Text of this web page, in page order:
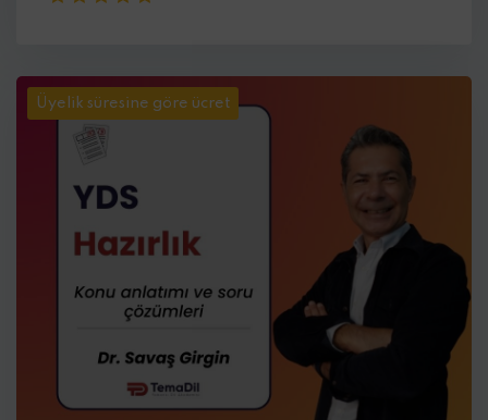
Üyelik süresine göre ücret